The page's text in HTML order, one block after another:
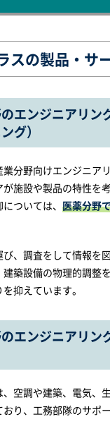
スの製品・サ
エンジニアリン
グ）
分野向けエンジニア
施設や製品の特性を
ついては、 医薬分野
、調査をして情報を
築設備の物理的調整
抑えています。
エンジニアリン
空調や建築、電気、
り、工務部隊のサポ